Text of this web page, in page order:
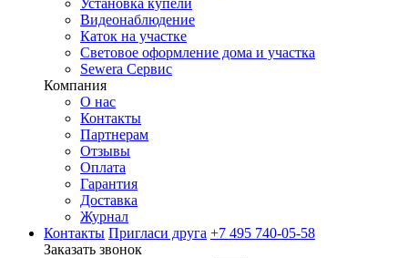
Видеонаблюдение
Каток на участке
Световое оформление дома и участка
Sewera Сервис
Компания
О нас
Контакты
Партнерам
Отзывы
Оплата
Гарантия
Доставка
Журнал
Контакты Пригласи друга +7 495 740-05-58
Заказать звонок